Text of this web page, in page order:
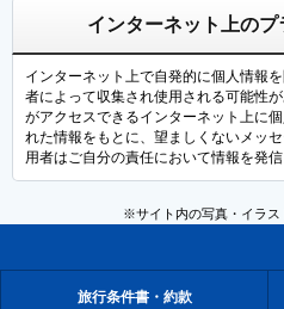
インターネット上の
インターネット上で自発的に個人情報
者によって収集され使用される可能性
がアクセスできるインターネット上に
れた情報をもとに、望ましくないメッ
用者はご自分の責任において情報を発信
※サイト内の写真・イラス
旅行条件書・約款